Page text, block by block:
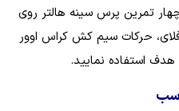
تمرین پرس سینه هالتر روی
حرکات سیم کش کراس اوور
استفاده نمایید.